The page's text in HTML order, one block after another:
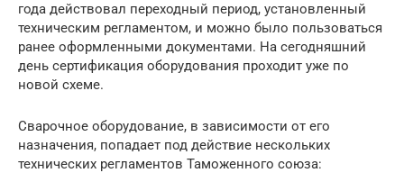
года действовал переходный период, установленный
техническим регламентом, и можно было пользоваться
ранее оформленными документами. На сегодняшний
день сертификация оборудования проходит уже по
новой схеме.
Сварочное оборудование, в зависимости от его
назначения, попадает под действие нескольких
технических регламентов Таможенного союза: